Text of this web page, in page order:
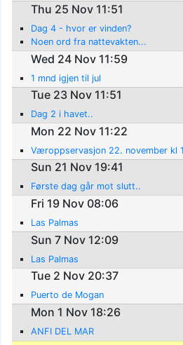
Thu 25 Nov 11:51
Dag 4 - hvor er vinden?
Noen ord fra nattevakten...
Wed 24 Nov 11:59
1 mnd igjen til jul
Tue 23 Nov 11:51
Dag 2 i havet..
Mon 22 Nov 11:22
Væroppservasjon 22. november kl
Sun 21 Nov 19:41
Første dag går mot slutt..
Fri 19 Nov 08:06
Las Palmas
Sun 7 Nov 12:09
Las Palmas
Tue 2 Nov 20:37
Puerto de Mogan
Mon 1 Nov 18:26
ANFI DEL MAR